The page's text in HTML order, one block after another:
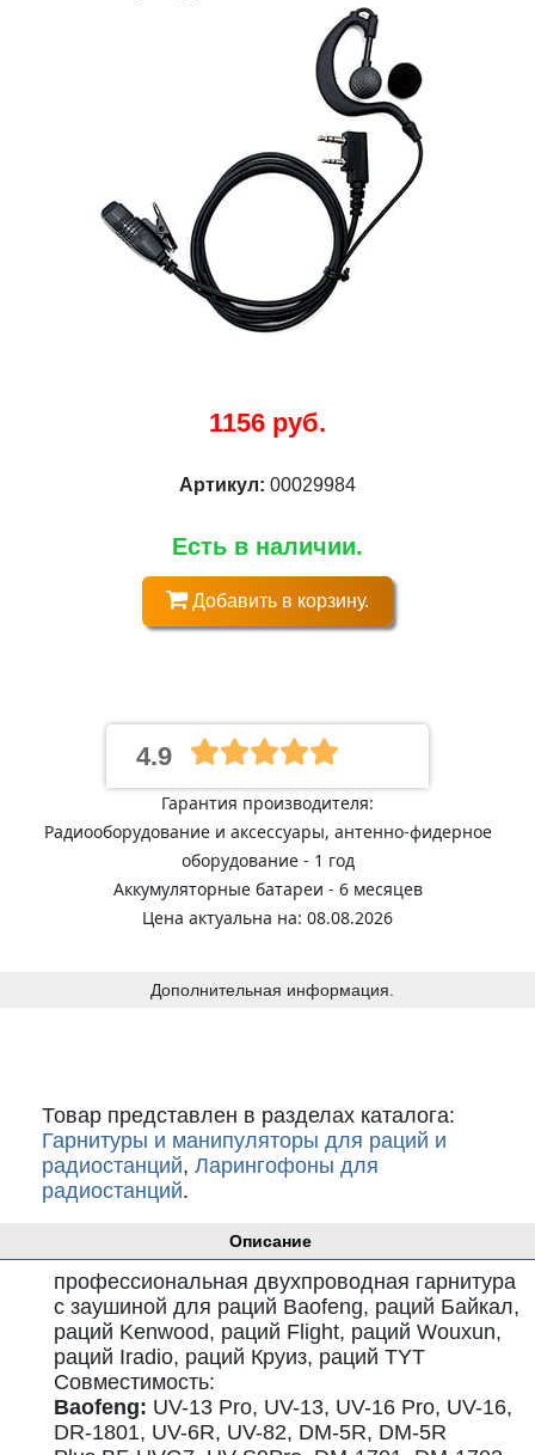
Описание
профессиональная двухпроводная гарнитура
с заушиной для раций Baofeng, раций Байкал,
раций Kenwood, раций Flight, раций Wouxun,
раций Iradio, раций Круиз, раций TYT
Совместимость:
Baofeng: UV-13 Pro, UV-13, UV-16 Pro, UV-16,
DR-1801, UV-6R, UV-82, DM-5R, DM-5R
1156 руб.
Артикул: 00029984
Есть в наличии.
Добавить в корзину.
4.9
Гарантия производителя:
Радиооборудование и аксессуары, антенно-фидерное
оборудование - 1 год
Аккумуляторные батареи - 6 месяцев
Цена актуальна на: 08.08.2026
Дополнительная информация.
Товар представлен в разделах каталога:
Гарнитуры и манипуляторы для раций и
радиостанций, Ларингофоны для
радиостанций.